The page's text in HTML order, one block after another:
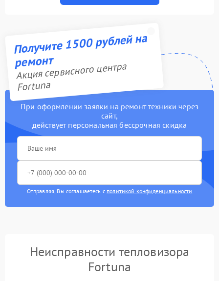
Получите 1500 рублей на
ремонт
Акция сервисного центра
Fortuna
При оформлении заявки на ремонт техники через
сайт,
действует персональная бессрочная скидка
Отправляя, Вы соглашаетесь с политикой конфиденциальности
Неисправности тепловизора
Fortuna